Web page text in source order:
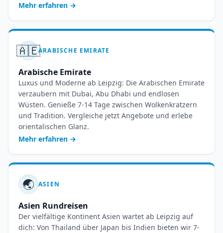
Mehr erfahren →
🇦🇪ARABISCHE EMIRATE
Arabische Emirate
Luxus und Moderne ab Leipzig: Die Arabischen Emirate
verzaubern mit Dubai, Abu Dhabi und endlosen
Wüsten. Genieße 7-14 Tage zwischen Wolkenkratzern
und Tradition. Vergleiche jetzt Angebote und erlebe
orientalischen Glanz.
Mehr erfahren →
🌏 ASIEN
Asien Rundreisen
Der vielfältige Kontinent Asien wartet ab Leipzig auf
dich: Von Thailand über Japan bis Indien bieten wir 7-